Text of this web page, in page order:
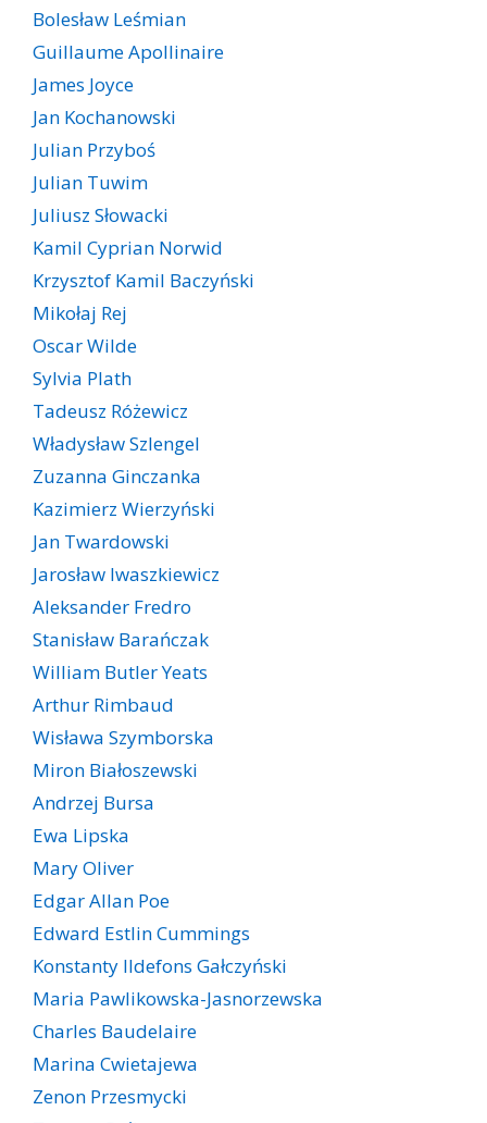
Bolesław Leśmian
Guillaume Apollinaire
James Joyce
Jan Kochanowski
Julian Przyboś
Julian Tuwim
Juliusz Słowacki
Kamil Cyprian Norwid
Krzysztof Kamil Baczyński
Mikołaj Rej
Oscar Wilde
Sylvia Plath
Tadeusz Różewicz
Władysław Szlengel
Zuzanna Ginczanka
Kazimierz Wierzyński
Jan Twardowski
Jarosław Iwaszkiewicz
Aleksander Fredro
Stanisław Barańczak
William Butler Yeats
Arthur Rimbaud
Wisława Szymborska
Miron Białoszewski
Andrzej Bursa
Ewa Lipska
Mary Oliver
Edgar Allan Poe
Edward Estlin Cummings
Konstanty Ildefons Gałczyński
Maria Pawlikowska-Jasnorzewska
Charles Baudelaire
Marina Cwietajewa
Zenon Przesmycki